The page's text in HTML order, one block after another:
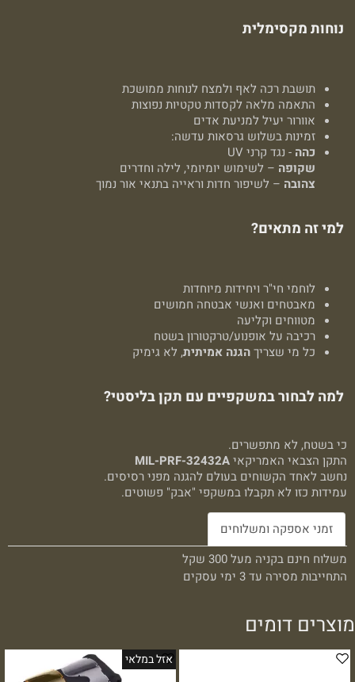
נוחות מקסימלית
תושבת רכה לאף ולמצח לנוחות ממושכת
התאמה מלאה לקסדות טקטיות נפוצות
אוורור יעיל למניעת אדים
זמינות בשלוש גרסאות עדשה:
כהה - נגד קרני UV
שקופה – לשימוש יומיומי, לילה וחדרים
צהובה – לשיפור חדות וראייה בתנאי אור נמוך
למי זה מתאים?
לוחמי חי"ר ויחידות מיוחדות
מאבטחים ואנשי אבטחה חמושים
מטווחים וקליעה
רכיבה על אופנוע/טרקטורון בשטח
כל מי שצריךהגנה אמיתית, לא גימיק
למה לבחור במשקפיים עם תקן בליסטי?
כי בשטח, לא מתפשרים.
התקן הצבאי האמריקאיMIL-PRF-32432A
נחשב לאחד הקשוחים בעולם להגנה מפני רסיסים.
עמידות כזו לא תקבלו במשקפי "אבק" פשוטים.
זמני אספקה ומשלוחים
משלוח חינם בקניה מעל 300 שקל
התחייבות מסירה עד 3 ימי עסקים
מוצרים דומים
אזל במלאי